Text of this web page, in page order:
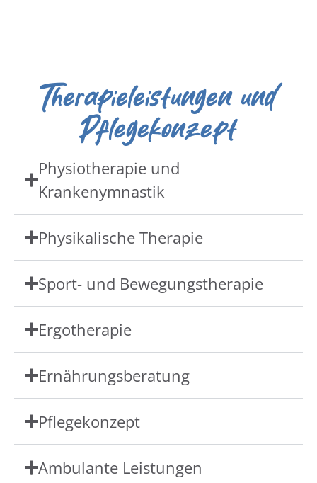
Therapieleistungen und
Pflegekonzept
Physiotherapie und
Krankenymnastik
Physikalische Therapie
Sport- und Bewegungstherapie
Ergotherapie
Ernährungsberatung
Pflegekonzept
Ambulante Leistungen